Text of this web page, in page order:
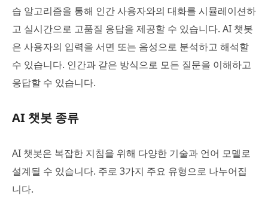
습 알고리즘을 통해 인간 사용자와의 대화를 시뮬레이션하
고 실시간으로 고품질 응답을 제공할 수 있습니다. AI 챗봇
은 사용자의 입력을 서면 또는 음성으로 분석하고 해석할
수 있습니다. 인간과 같은 방식으로 모든 질문을 이해하고
응답할 수 있습니다.
AI 챗봇 종류
AI 챗봇은 복잡한 지침을 위해 다양한 기술과 언어 모델로
설계될 수 있습니다. 주로 3가지 주요 유형으로 나누어집
니다.